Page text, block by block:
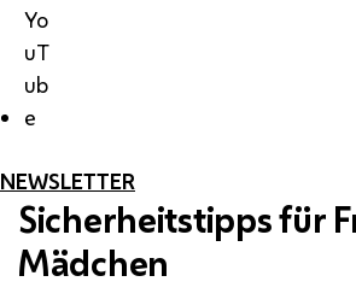
Yo
uT
ub
e
NEWSLETTER
Sicherheitstipps für
Mädchen